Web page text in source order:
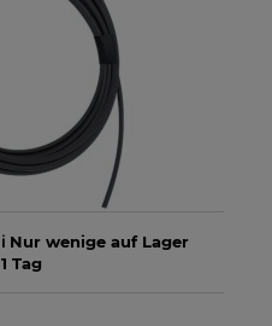
ℹ️ Nur wenige auf Lager
1 Tag